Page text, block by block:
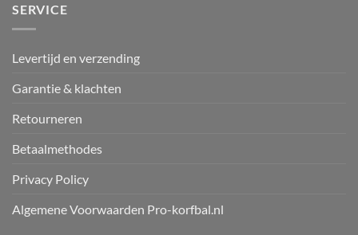
SERVICE
Levertijd en verzending
Garantie & klachten
Retourneren
Betaalmethodes
Privacy Policy
Algemene Voorwaarden Pro-korfbal.nl